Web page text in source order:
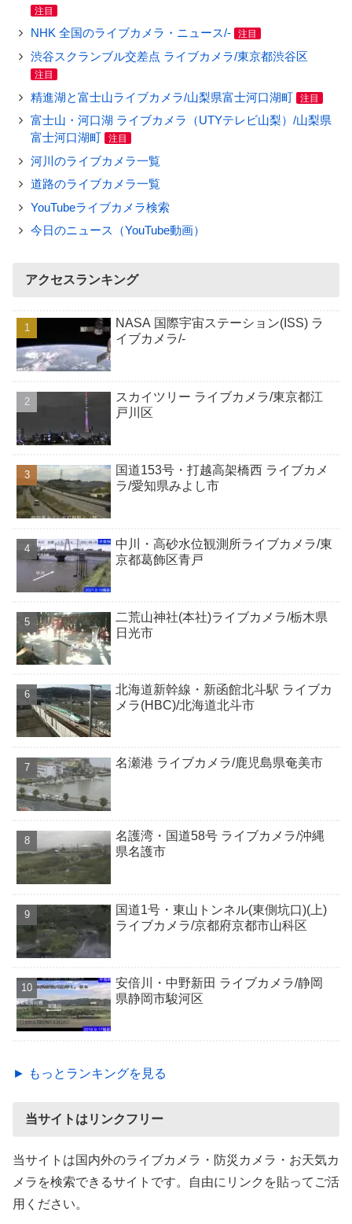
注目
NHK 全国のライブカメラ・ニュース/- 注目
渋谷スクランブル交差点 ライブカメラ/東京都渋谷区
注目
精進湖と富士山ライブカメラ/山梨県富士河口湖町 注目
富士山・河口湖 ライブカメラ（UTYテレビ山梨）/山梨県
富士河口湖町
注目
河川のライブカメラ一覧
道路のライブカメラ一覧
YouTubeライブカメラ検索
今日のニュース（YouTube動画）
アクセスランキング
NASA 国際宇宙ステーション(ISS) ラ
イブカメラ/-
スカイツリー ライブカメラ/東京都江
戸川区
国道153号・打越高架橋西 ライブカメ
ラ/愛知県みよし市
中川・高砂水位観測所ライブカメラ/東
京都葛飾区青戸
二荒山神社(本社)ライブカメラ/栃木県
日光市
北海道新幹線・新函館北斗駅 ライブカ
メラ(HBC)/北海道北斗市
名瀬港 ライブカメラ/鹿児島県奄美市
名護湾・国道58号 ライブカメラ/沖縄
県名護市
国道1号・東山トンネル(東側坑口)(上)
ライブカメラ/京都府京都市山科区
安倍川・中野新田 ライブカメラ/静岡
県静岡市駿河区
► もっとランキングを見る
当サイトはリンクフリー
当サイトは国内外のライブカメラ・防災カメラ・お天気カ
メラを検索できるサイトです。自由にリンクを貼ってご活
用ください。